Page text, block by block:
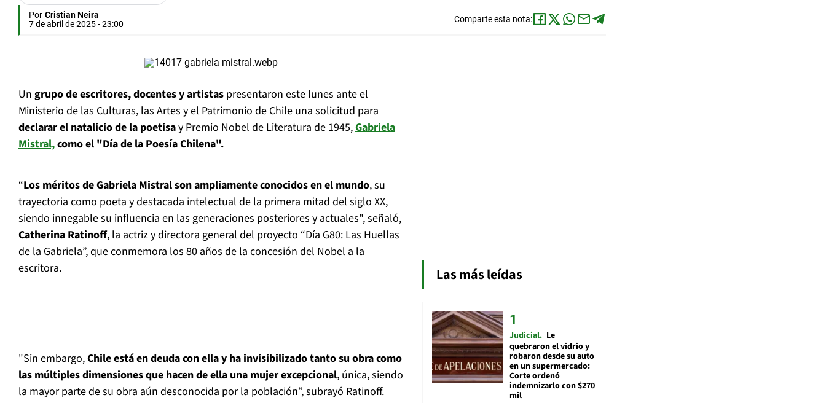
Por Cristian Neira
7 de abril de 2025 - 23:00
Comparte esta nota:
Un grupo de escritores, docentes y artistas presentaron este lunes ante el
Ministerio de las Culturas, las Artes y el Patrimonio de Chile una solicitud para
declarar el natalicio de la poetisay Premio Nobel de Literatura de 1945,Gabriela
Mistral,como el "Día de la Poesía Chilena".
“Los méritos de Gabriela Mistral son ampliamente conocidos en el mundo, su
trayectoria como poeta y destacada intelectual de la primera mitad del siglo XX,
siendo innegable su influencia en las generaciones posteriores y actuales", señaló,
Catherina Ratinoff, la actriz y directora general del proyecto “Día G80: Las Huellas
de la Gabriela”, que conmemora los 80 años de la concesión del Nobel a la
escritora.
"Sin embargo,Chile está en deuda con ella y ha invisibilizado tanto su obra como
las múltiples dimensiones que hacen de ella una mujer excepcional, única, siendo
la mayor parte de su obra aún desconocida por la población”, subrayó Ratinoff.
Las más leídas
Judicial Le
quebraron el vidrio y
robaron desde su auto
en un supermercado:
Corte ordenó
indemnizarlo con $270
mil